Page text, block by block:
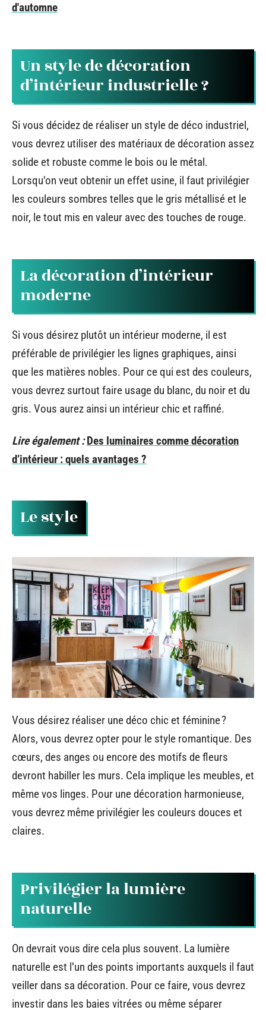
d'automne
Un style de décoration
d’intérieur industrielle ?
Si vous décidez de réaliser un style de déco industriel,
vous devrez utiliser des matériaux de décoration assez
solide et robuste comme le bois ou le métal.
Lorsqu’on veut obtenir un effet usine, il faut privilégier
les couleurs sombres telles que le gris métallisé et le
noir, le tout mis en valeur avec des touches de rouge.
La décoration d’intérieur
moderne
Si vous désirez plutôt un intérieur moderne, il est
préférable de privilégier les lignes graphiques, ainsi
que les matières nobles. Pour ce qui est des couleurs,
vous devrez surtout faire usage du blanc, du noir et du
gris. Vous aurez ainsi un intérieur chic et raffiné.
Lire également : Des luminaires comme décoration
d’intérieur : quels avantages ?
Le style
Vous désirez réaliser une déco chic et féminine ?
Alors, vous devrez opter pour le style romantique. Des
cœurs, des anges ou encore des motifs de fleurs
devront habiller les murs. Cela implique les meubles, et
même vos linges. Pour une décoration harmonieuse,
vous devrez même privilégier les couleurs douces et
claires.
Privilégier la lumière
naturelle
On devrait vous dire cela plus souvent. La lumière
naturelle est l’un des points importants auxquels il faut
veiller dans sa décoration. Pour ce faire, vous devrez
investir dans les baies vitrées ou même séparer